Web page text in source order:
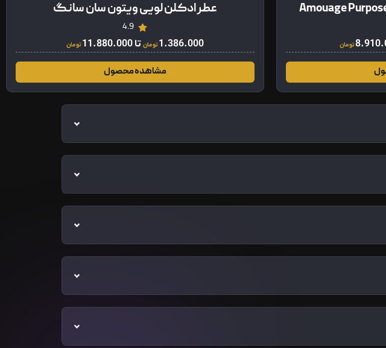
تومان
عطر ادکلن لویی ویتون سان سانگ
4.9
1.386.000تومان تا 11.880.000تومان
مشاهده محصول